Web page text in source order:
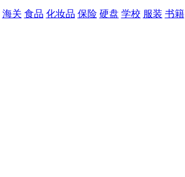
海关 食品 化妆品 保险 硬盘 学校 服装 书籍